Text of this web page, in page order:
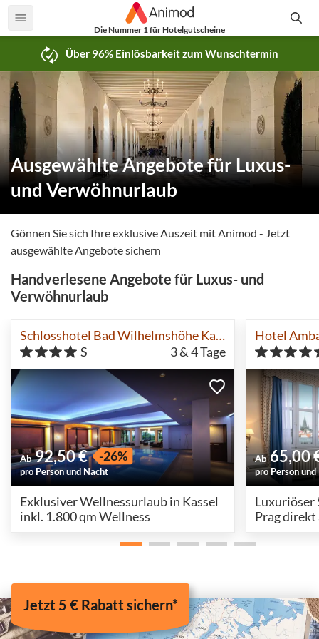
Die Nummer 1 für Hotelgutscheine
Über 96% Einlösbarkeit zum Wunschtermin
Ausgewählte Angebote für Luxus-
und Verwöhnurlaub
Gönnen Sie sich Ihre exklusive Auszeit mit Animod - Jetzt
ausgewählte Angebote sichern
Handverlesene Angebote für Luxus- und
Verwöhnurlaub
Schlosshotel Bad Wilhelmshöhe Kassel
S
3 & 4Tage
Ab 92,50 € -26%
pro Person und Nacht
Exklusiver Wellnessurlaub in Kassel
inkl. 1.800 qm Wellness
Hotel
Ab 65,00
pro Person
Luxuriöser
Prag
Jetzt 5 € Rabatt sichern*